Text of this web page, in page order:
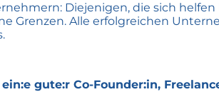
Diejenigen, die sich helfen
Alle erfolgreichen
gute:r Co-Founder:in,